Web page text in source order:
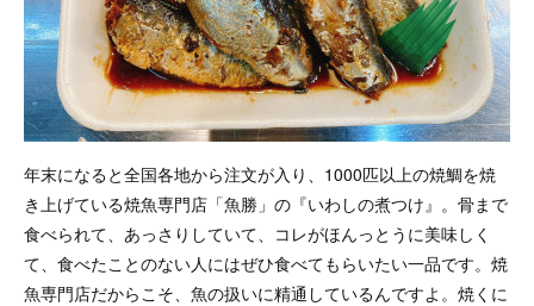
年末になると全国各地から注文が入り、1000匹以上の焼鯛を焼
き上げている焼魚専門店「魚勝」の『いわしの煮つけ』。骨まで
食べられて、あっさりしていて、コレがほんっとうに美味しく
て、食べたことのない人にはぜひ食べてもらいたい一品です。焼
魚専門店だからこそ、魚の扱いに精通しているんですよ。焼くに